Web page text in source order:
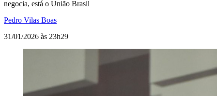
negocia, está o União Brasil
Pedro Vilas Boas
31/01/2026 às 23h29